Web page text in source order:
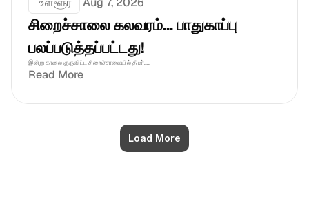
சிறைச்சாலை கலவரம்... பாதுகாப்பு
பலப்படுத்தப்பட்டது!
இன்று காலை குருவிட்ட சிறைச்சாலையில் திடீர்....
Read More
Load More